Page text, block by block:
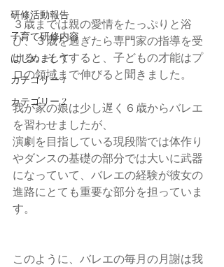
研修活動報告
子育て研修内容
はじめまして
カテゴリー 1
カテゴリー 2
３歳までは親の愛情をたっぷりと浴
び、３歳を過ぎたら専門家の指導を受
ける。そうすると、子どもの才能はプ
ロの領域まで伸びると聞きました。
我が家の娘は少し遅く６歳からバレエ
を習わせましたが、
演劇を目指している現段階では体作り
やダンスの基礎の部分では大いに武器
になっていて、バレエの経験が彼女の
進路にとても重要な部分を担っていま
す。
このように、バレエの毎月の月謝は我